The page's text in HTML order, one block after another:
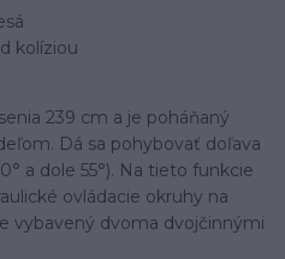
kolíziou
239 cm a je poháňaný
Dá sa pohybovať doľava
a dole 55°). Na tieto funkcie
ovládacie okruhy na
vybavený dvoma dvojčinnými